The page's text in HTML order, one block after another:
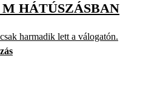
HÁTÚSZÁSBAN
harmadik lett a válogatón.